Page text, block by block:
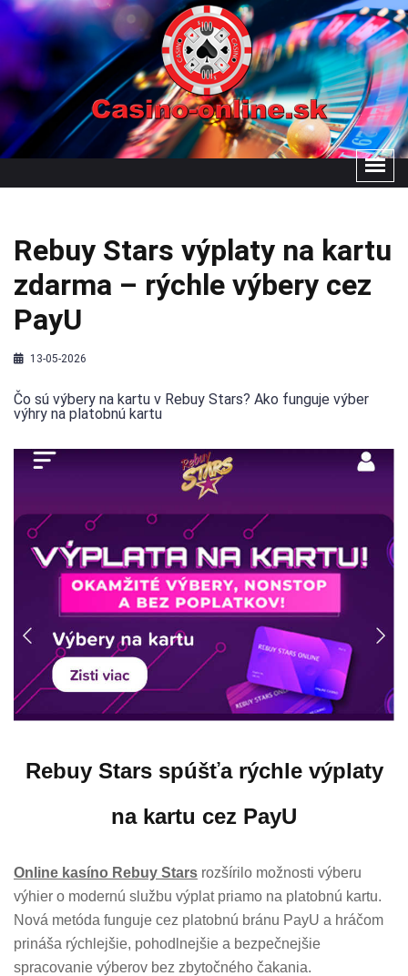
Rebuy Stars výplaty na kartu
zdarma – rýchle výbery cez
PayU
13-05-2026
Čo sú výbery na kartu v Rebuy Stars? Ako funguje výber
výhry na platobnú kartu
Rebuy Stars spúšťa rýchle výplaty
na kartu cez PayU
Online kasíno Rebuy Stars rozšírilo možnosti výberu
výhier o modernú službu výplat priamo na platobnú kartu.
Nová metóda funguje cez platobnú bránu PayU a hráčom
prináša rýchlejšie, pohodlnejšie a bezpečnejšie
spracovanie výberov bez zbytočného čakania.